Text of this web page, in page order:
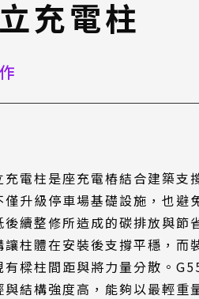
充電柱
充電柱是座充電樁結合建築支
僅升級停車場基礎設施，也避
後續整修所造成的碳排放與節
讓柱體在安裝後支撐平穩，而
有樑柱間距與將力量分散。
與結構強度高，能夠以最輕重